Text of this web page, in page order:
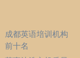
成都英语培训机构
前十名